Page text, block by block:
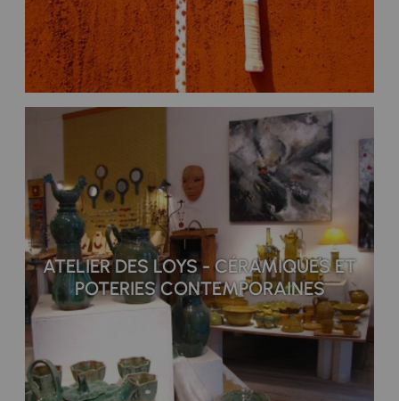
ATELIER DES LOYS - CÉRAMIQUES ET
POTERIES CONTEMPORAINES